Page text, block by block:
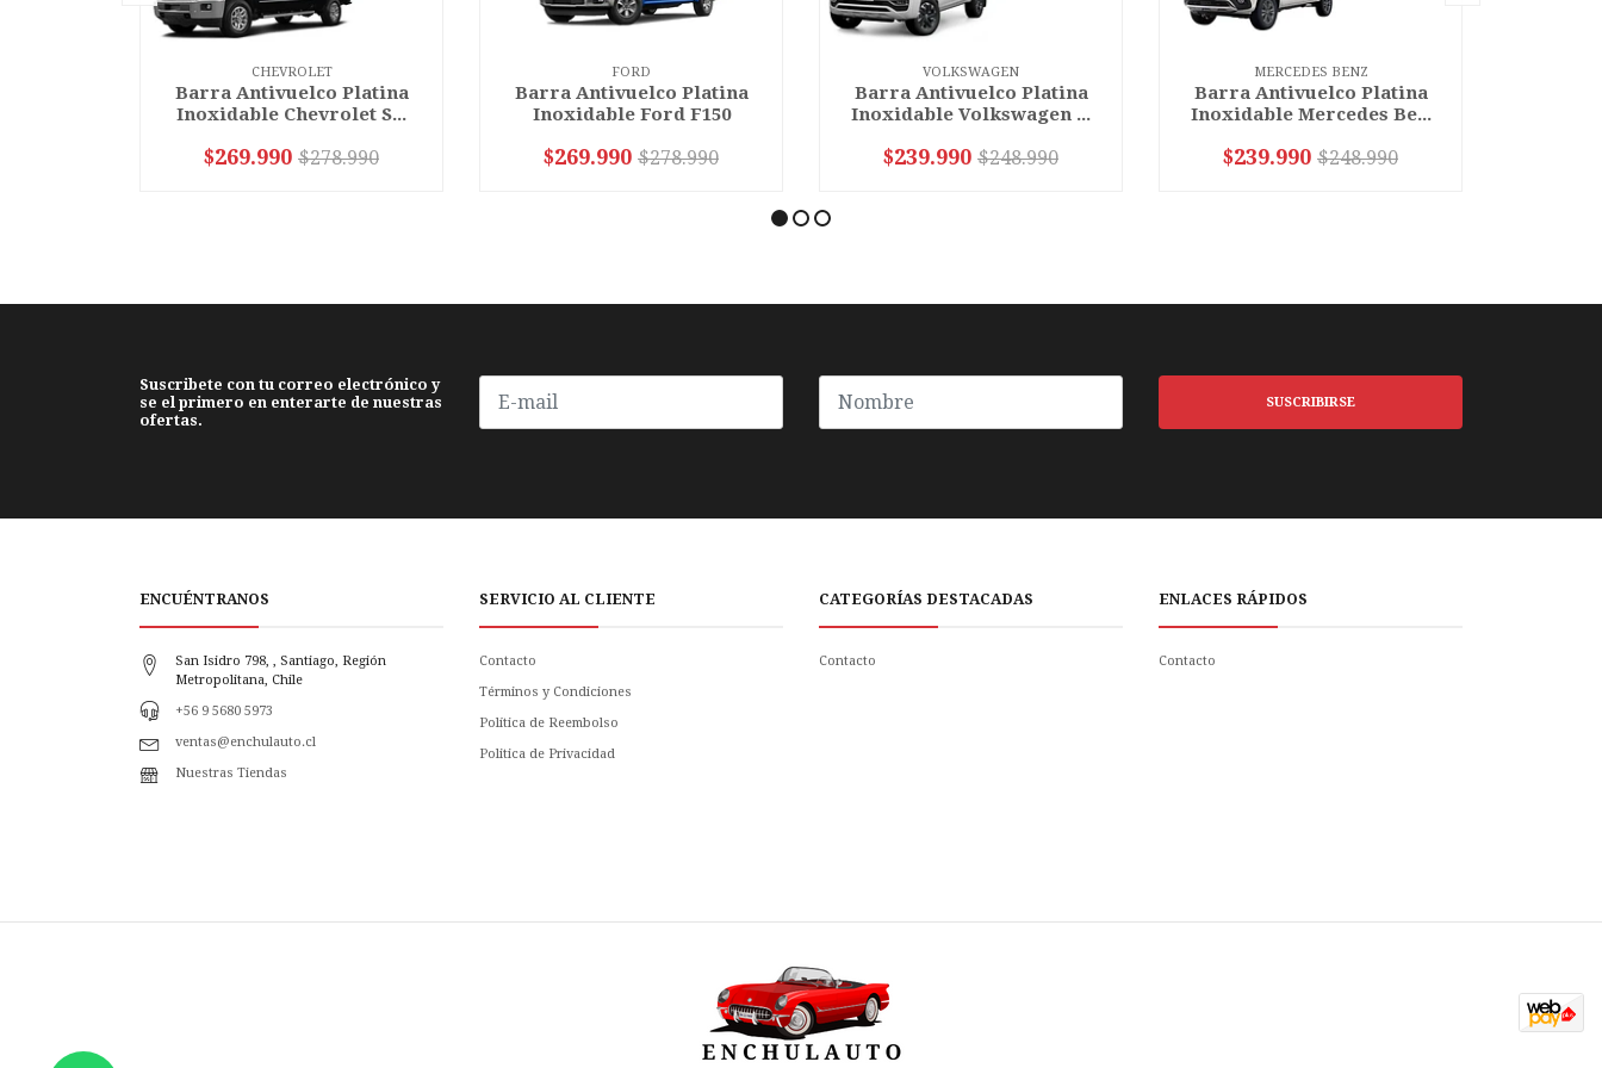
CHEVROLET
Barra Antivuelco Platina
Inoxidable Chevrolet S...
VER OPCIONES
$269.990 $278.990
FORD
Barra Antivuelco Platina
Inoxidable Ford F150
VER OPCIONES
$269.990 $278.990
VOLKSWAGEN
Barra Antivuelco Platina
Inoxidable Volkswagen ...
VER OPCIONES
$239.990 $248.990
MERCEDES BENZ
Barra Antivuelco Platina
Inoxidable Mercedes Be...
VER OPCIONES
$239.990 $248.990
Suscribete con tu correo electrónico y
se el primero en enterarte de nuestras
ofertas.
SUSCRIBIRSE
ENCUÉNTRANOS
San Isidro 798, , Santiago, Región
Metropolitana, Chile
+56 9 5680 5973
ventas@enchulauto.cl
Nuestras Tiendas
SERVICIO AL CLIENTE
Contacto
Términos y Condiciones
Política de Reembolso
Politica de Privacidad
CATEGORÍAS DESTACADAS
Contacto
ENLACES RÁPIDOS
Contacto